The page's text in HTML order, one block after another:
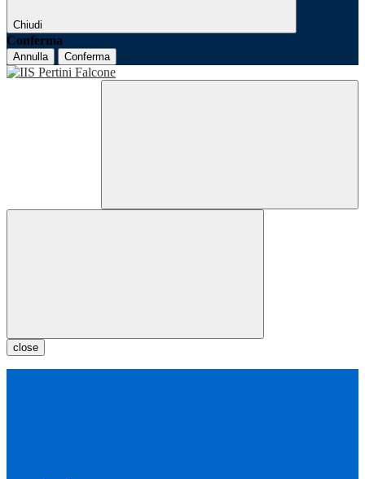
Chiudi
Conferma
Annulla Conferma
close